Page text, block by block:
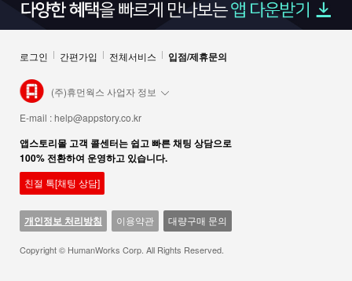
로그인 간편가입 전체서비스 입점/제휴문의
(주)휴먼웍스 사업자 정보
E-mail :help@appstory.co.kr
앱스토리몰 고객 콜센터는 쉽고 빠른 채팅 상담으로
100% 전환하여 운영하고 있습니다.
친절 톡[채팅 상담]
개인정보 처리방침 이용약관 대량구매 문의
Copyright © HumanWorks Corp. All Rights Reserved.